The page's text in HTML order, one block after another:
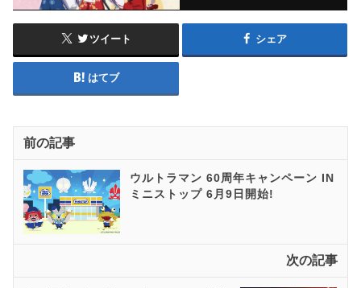
ツイート シェア
はてブ
前の記事
ウルトラマン 60周年キャンペーン IN
ミニストップ 6月9日開始!
次の記事